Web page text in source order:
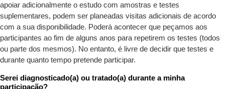
apoiar adicionalmente o estudo com amostras e testes
suplementares, podem ser planeadas visitas adicionais de acordo
com a sua disponibilidade. Poderá acontecer que peçamos aos
participantes ao fim de alguns anos para repetirem os testes (todos
ou parte dos mesmos). No entanto, é livre de decidir que testes e
durante quanto tempo pretende participar.
Serei diagnosticado(a) ou tratado(a) durante a minha
participação?